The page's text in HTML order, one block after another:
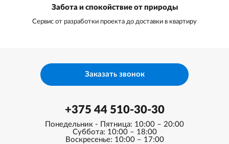
Забота и спокойствие от природы
Сервис от разработки проекта до доставки в квартиру
+375 44 510-30-30
Понедельник - Пятница: 10:00 – 20:00
Суббота: 10:00 – 18:00
Воскресенье: 10:00 – 17:00
Заказать звонок